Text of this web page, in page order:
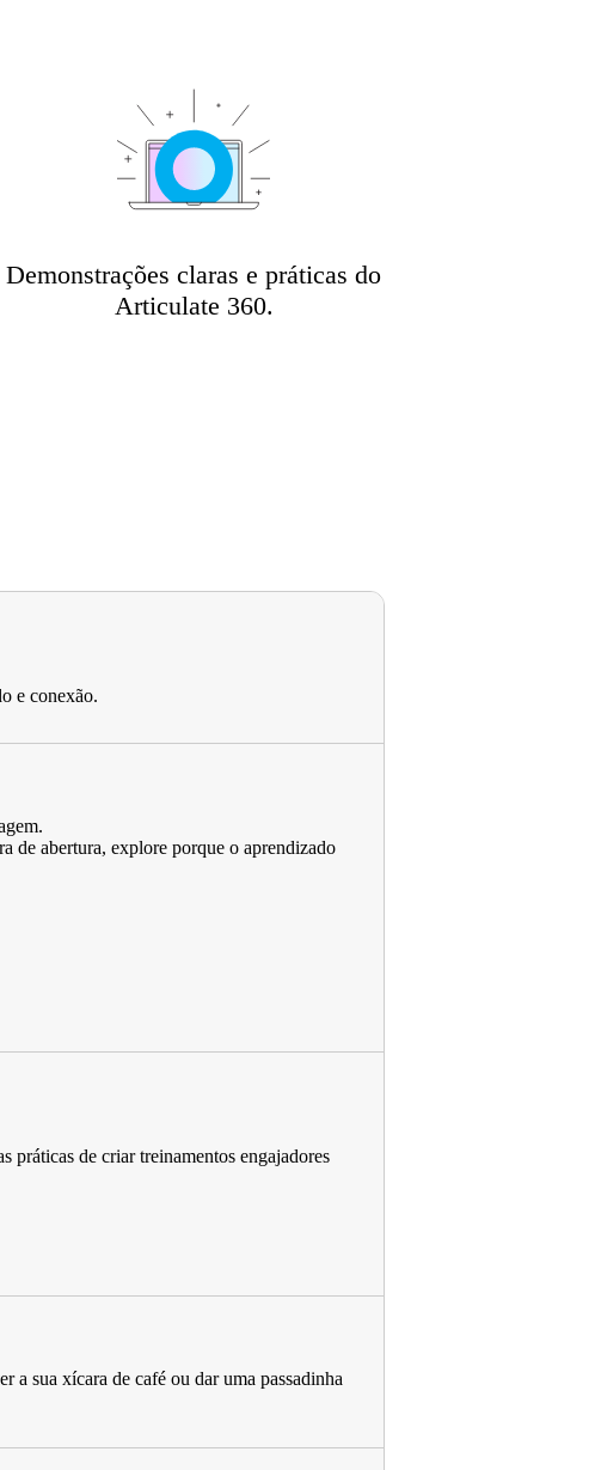
Demonstrações claras e práticas do
Articulate 360.
e conexão.
de abertura, explore porque o aprendizado
práticas de criar treinamentos engajadores
a sua xícara de café ou dar uma passadinha